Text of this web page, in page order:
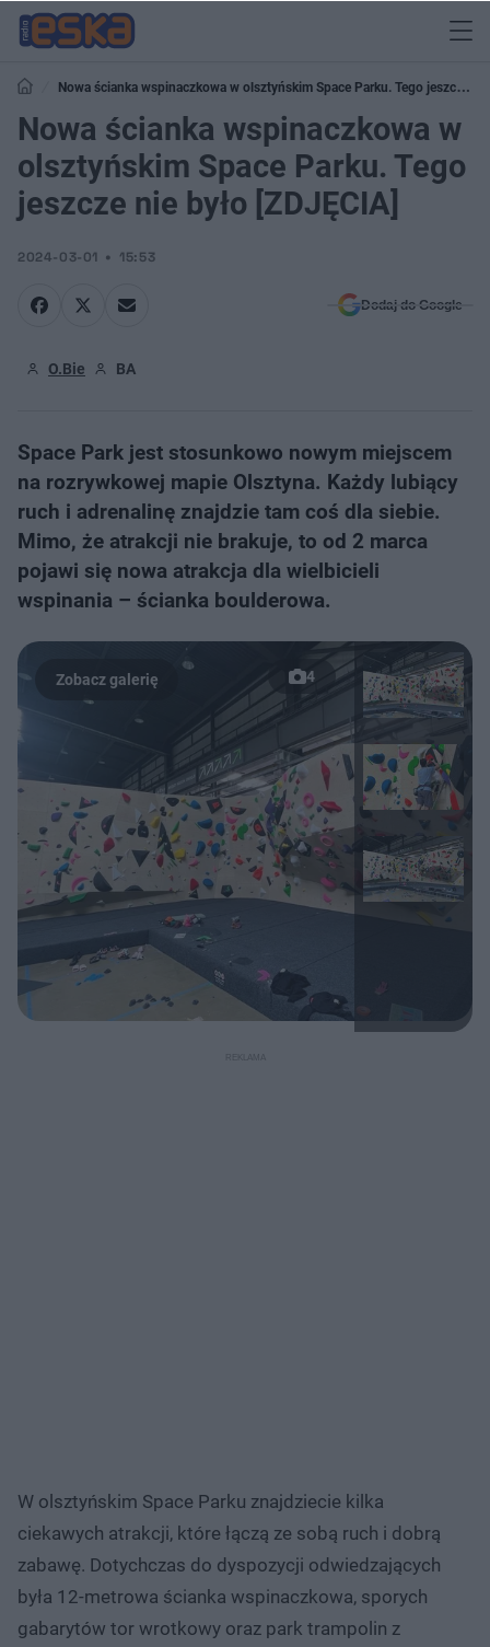
Nowa ścianka wspinaczkowa w olsztyńskim Space Parku. Tego jeszcze
nie było [ZDJĘCIA]
Nowa ścianka wspinaczkowa w
olsztyńskim Space Parku. Tego
jeszcze nie było [ZDJĘCIA]
2024-03-01 15:53
Dodaj do Google
O.Bie BA
Space Park jest stosunkowo nowym miejscem
na rozrywkowej mapie Olsztyna. Każdy lubiący
ruch i adrenalinę znajdzie tam coś dla siebie.
Mimo, że atrakcji nie brakuje, to od 2 marca
pojawi się nowa atrakcja dla wielbicieli
wspinania – ścianka boulderowa.
4
W olsztyńskim Space Parku znajdziecie kilka
ciekawych atrakcji, które łączą ze sobą ruch i dobrą
zabawę. Dotychczas do dyspozycji odwiedzających
była 12-metrowa ścianka wspinaczkowa, sporych
gabarytów tor wrotkowy oraz park trampolin z